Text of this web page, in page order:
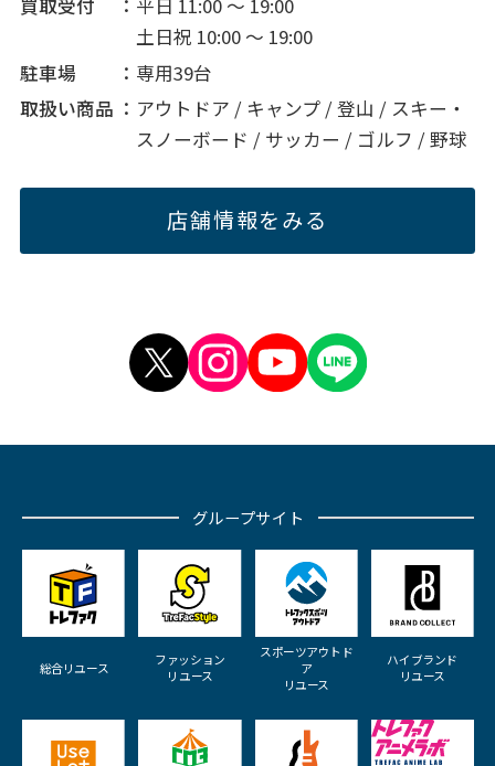
買取受付
平日 11:00 ～ 19:00
土日祝 10:00 ～ 19:00
駐車場
専用39台
取扱い商品
アウトドア / キャンプ / 登山 / スキー・
スノーボード / サッカー / ゴルフ / 野球
店舗情報をみる
グループサイト
総合リユース
ファッション
リユース
スポーツアウトド
ア
リユース
ハイブランド
リユース